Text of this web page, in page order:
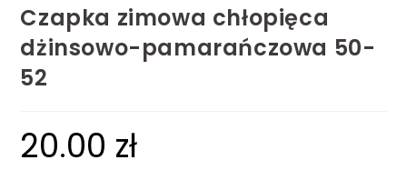
Czapka zimowa chłopięca
dżinsowo-pamarańczowa 50-
52
20.00 zł